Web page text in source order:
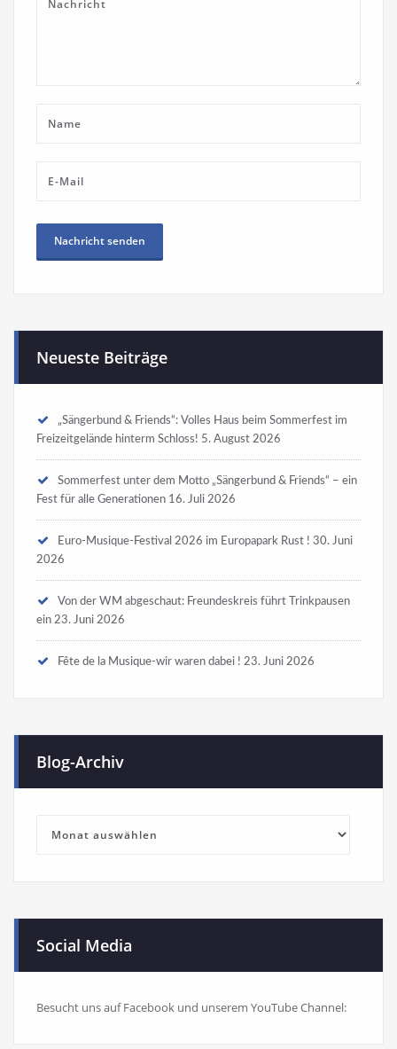
Neueste Beiträge
„Sängerbund & Friends“: Volles Haus beim Sommerfest im
Freizeitgelände hinterm Schloss! 5. August 2026
Sommerfest unter dem Motto „Sängerbund & Friends“ – ein
Fest für alle Generationen 16. Juli 2026
Euro-Musique-Festival 2026 im Europapark Rust ! 30. Juni
2026
Von der WM abgeschaut: Freundeskreis führt Trinkpausen
ein 23. Juni 2026
Fête de la Musique-wir waren dabei ! 23. Juni 2026
Blog-Archiv
Archiv
Social Media
Besucht uns auf Facebook und unserem YouTube Channel: